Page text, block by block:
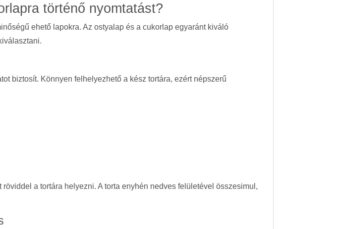
történő nyomtatást?
ehető lapokra. Az ostyalap és a cukorlap egyaránt kiváló
biztosít. Könnyen felhelyezhető a kész tortára, ezért népszerű
a tortára helyezni. A torta enyhén nedves felületével összesimul,